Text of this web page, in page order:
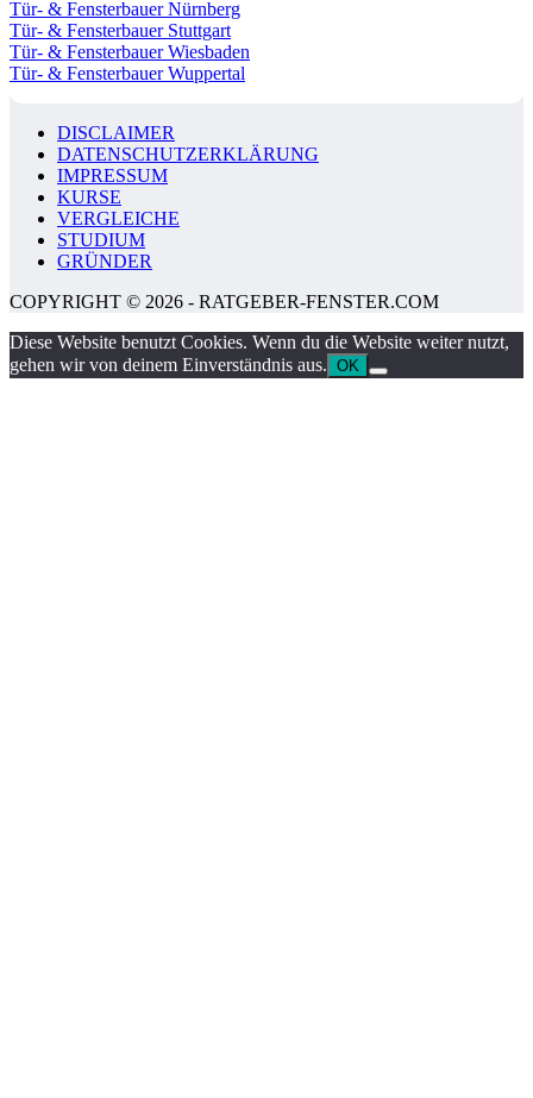
Tür- & Fensterbauer Nürnberg
Tür- & Fensterbauer Stuttgart
Tür- & Fensterbauer Wiesbaden
Tür- & Fensterbauer Wuppertal
DISCLAIMER
DATENSCHUTZERKLÄRUNG
IMPRESSUM
KURSE
VERGLEICHE
STUDIUM
GRÜNDER
COPYRIGHT © 2026 - RATGEBER-FENSTER.COM
Diese Website benutzt Cookies. Wenn du die Website weiter nutzt,
gehen wir von deinem Einverständnis aus. OK